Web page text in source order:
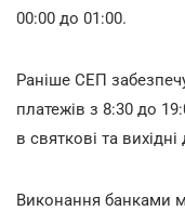
00:00 до 01:00.
Раніше СЕП
платежів з 8:30 до
в святкові та вихідні
Виконання банками